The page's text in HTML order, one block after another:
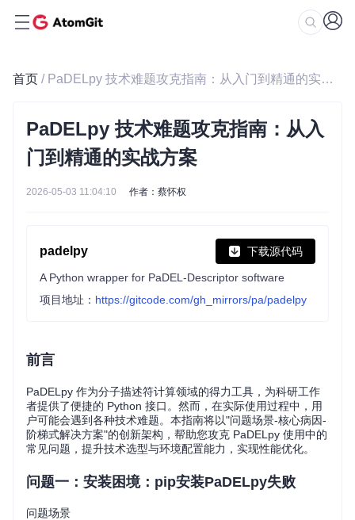
首页 / PaDELpy 技术难题攻克指南：从入门到精通的实战方案
PaDELpy 技术难题攻克指南：从入
门到精通的实战方案
2026-05-03 11:04:10 作者：蔡怀权
padelpy 下载源代码
A Python wrapper for PaDEL-Descriptor software
项目地址： https://gitcode.com/gh_mirrors/pa/padelpy
前言
PaDELpy 作为分子描述符计算领域的得力工具，为科研工作
者提供了便捷的 Python 接口。然而，在实际使用过程中，用
户可能会遇到各种技术难题。本指南将以"问题场景-核心病因-
阶梯式解决方案"的创新架构，帮助您攻克 PaDELpy 使用中的
常见问题，提升技术选型与环境配置能力，实现性能优化。
问题一：安装困境：pip安装PaDELpy失败
问题场景